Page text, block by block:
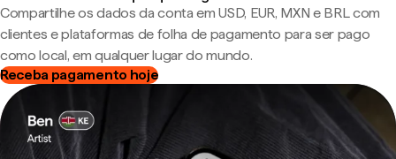
Compartilhe os dados da conta em USD, EUR, MXN e BRL com
clientes e plataformas de folha de pagamento para ser pago
como local, em qualquer lugar do mundo.
Receba pagamento hoje